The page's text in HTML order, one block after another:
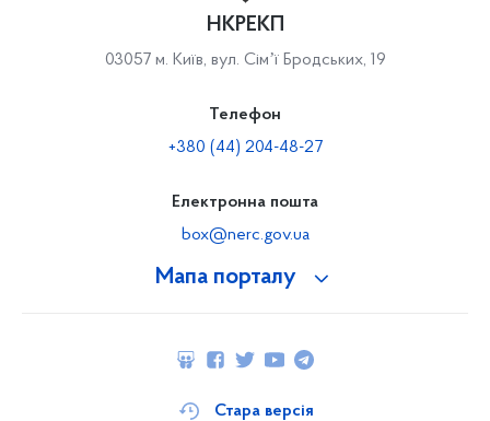
Мапа порталу
НКРЕКП
03057 м. Київ, вул. Сімʼї Бродських, 19
Телефон
+380 (44) 204-48-27
Електронна пошта
box@nerc.gov.ua
Стара версія